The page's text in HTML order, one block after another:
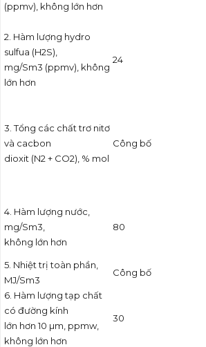
(ppmv), không lớn hơn
2. Hàm lượng hydro
sulfua (H2S),
mg/Sm3 (ppmv), không
lớn hơn
24
3. Tổng các chất trơ nitơ
và cacbon
dioxit (N2 + CO2), % mol
Công bố
4. Hàm lượng nước,
mg/Sm3
không lớn hơn
80
5. Nhiệt trị toàn phần,
MJ/Sm3
Công bố
6. Hàm lượng tạp chất
có đường kính
lớn hơn 10 µm, ppmw,
không lớn hơn
30